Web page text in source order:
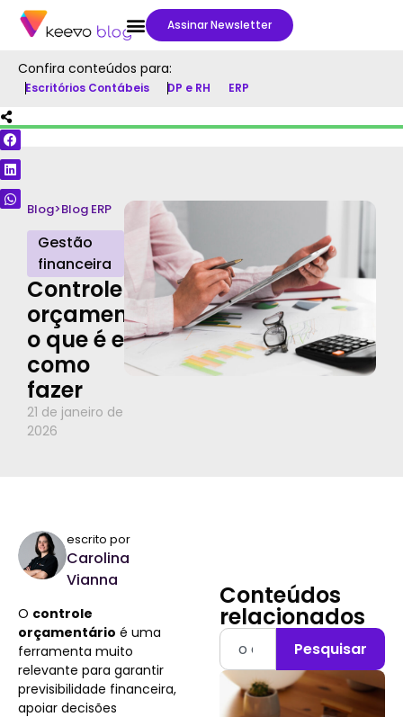
Assinar Newsletter
Confira conteúdos para:
Escritórios Contábeis DP e RH ERP
Blog>Blog ERP
Gestão
financeira
Controle
orçamentário:
o que é e
como
fazer
21 de janeiro de
2026
escrito por
Carolina
Vianna
O controle
orçamentário é uma
ferramenta muito
relevante para garantir
previsibilidade financeira,
apoiar decisões
Conteúdos
relacionados
Pesquisar